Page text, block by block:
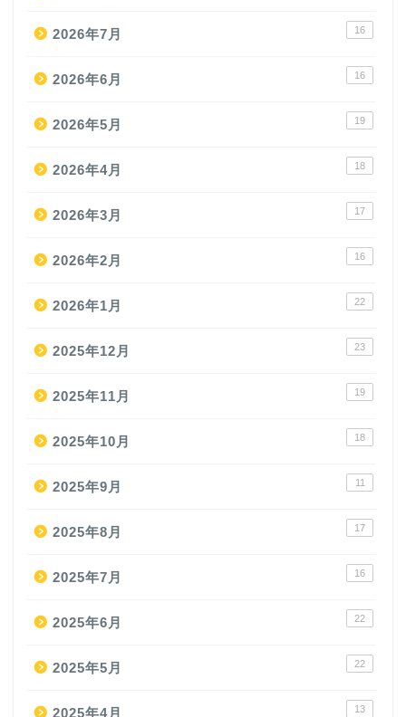
2026年7月 16
2026年6月 16
2026年5月 19
2026年4月 18
2026年3月 17
2026年2月 16
2026年1月 22
2025年12月 23
2025年11月 19
2025年10月 18
2025年9月 11
2025年8月 17
2025年7月 16
2025年6月 22
2025年5月 22
2025年4月 13